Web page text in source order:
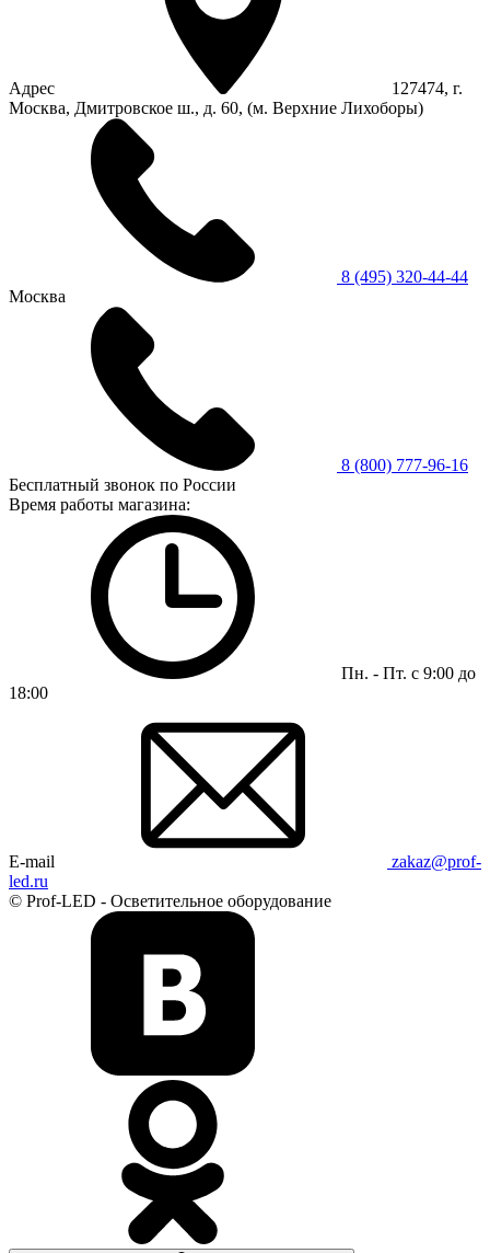
Адрес
127474, г.
Москва, Дмитровское ш., д. 60, (м. Верхние Лихоборы)
8 (495) 320-44-44
Москва
8 (800) 777-96-16
Бесплатный звонок по России
Время работы магазина:
Пн. - Пт. с 9:00 до
18:00
E-mail
zakaz@prof-
led.ru
© Prof-LED - Осветительное оборудование